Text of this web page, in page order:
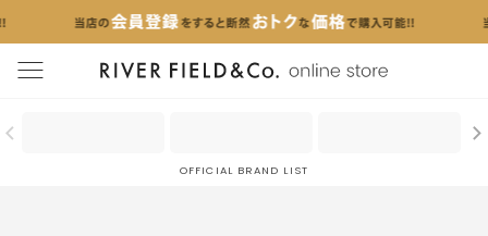
menu
OFFICIAL BRAND LIST